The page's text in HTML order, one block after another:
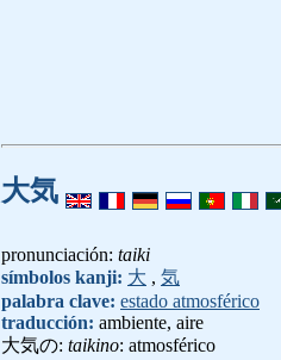
大気
pronunciación: taiki
símbolos kanji: 大 , 気
palabra clave: estado atmosférico
traducción: ambiente, aire
大気の: taikino: atmosférico